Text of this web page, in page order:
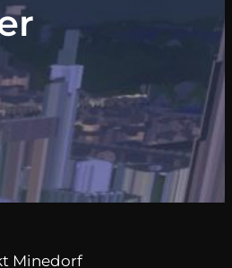
Minedorf